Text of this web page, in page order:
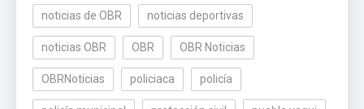
noticias de OBR noticias deportivas
noticias OBR OBR OBR Noticias
OBRNoticias policiaca policía